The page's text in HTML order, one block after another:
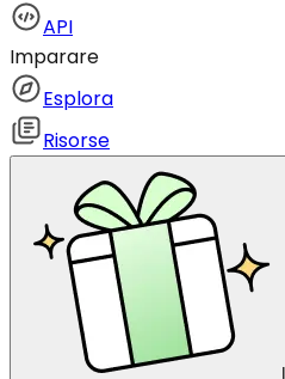
API
Imparare
Esplora
Risorse